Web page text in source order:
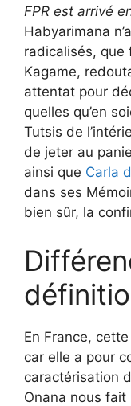
FPR est arrivé
Habyarimana
radicalisés, que
Kagame,
attentat pour
quelles qu’en
Tutsis de
de jeter au
ainsi que Carla
dans ses
bien sûr, la
En France,
car elle a pour
caractérisation
Onana nous fait